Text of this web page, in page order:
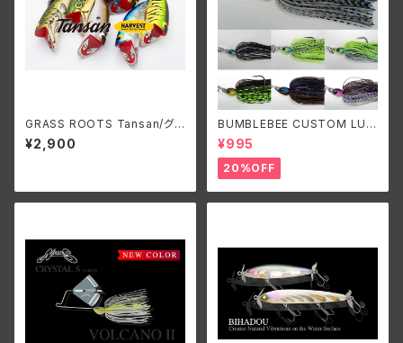
GRASS ROOTS Tansan/グラ
スルーツ タンサン
¥2,900
BUMBLEBEE CUSTOM LUR
ES B-BLADE ORIGINAL 3/8
oz/ バンブルビーカスタムルア
ーズ ビーブレードオリジナル3/
8oz
¥995
20%OFF